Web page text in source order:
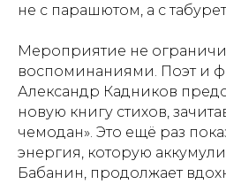
не с парашютом, а с
Мероприятие не
воспоминаниями. Поэт и
Александр Кадников
новую книгу стихов,
чемодан». Это ещё раз
энергия, которую
Бабанин, продолжает